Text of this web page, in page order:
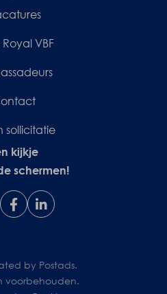
VBF
sollicitatie
kijkje
schermen!
by Postads.
voorbehouden.